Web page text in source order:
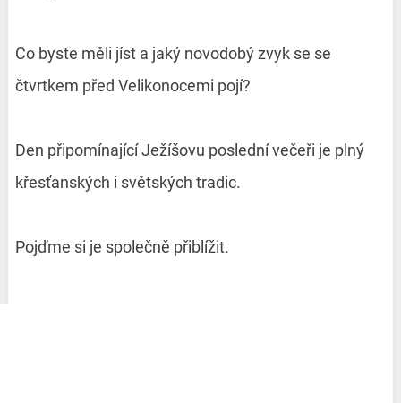
Co byste měli jíst a jaký novodobý zvyk se se
čtvrtkem před Velikonocemi pojí?
Den připomínající Ježíšovu poslední večeři je plný
křesťanských i světských tradic.
Pojďme si je společně přiblížit.